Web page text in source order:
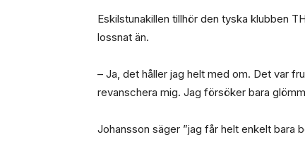
Eskilstunakillen tillhör den tyska klubben
lossnat än.
– Ja, det håller jag helt med om. Det var
revanschera mig. Jag försöker bara
Johansson säger ”jag får helt enkelt bara